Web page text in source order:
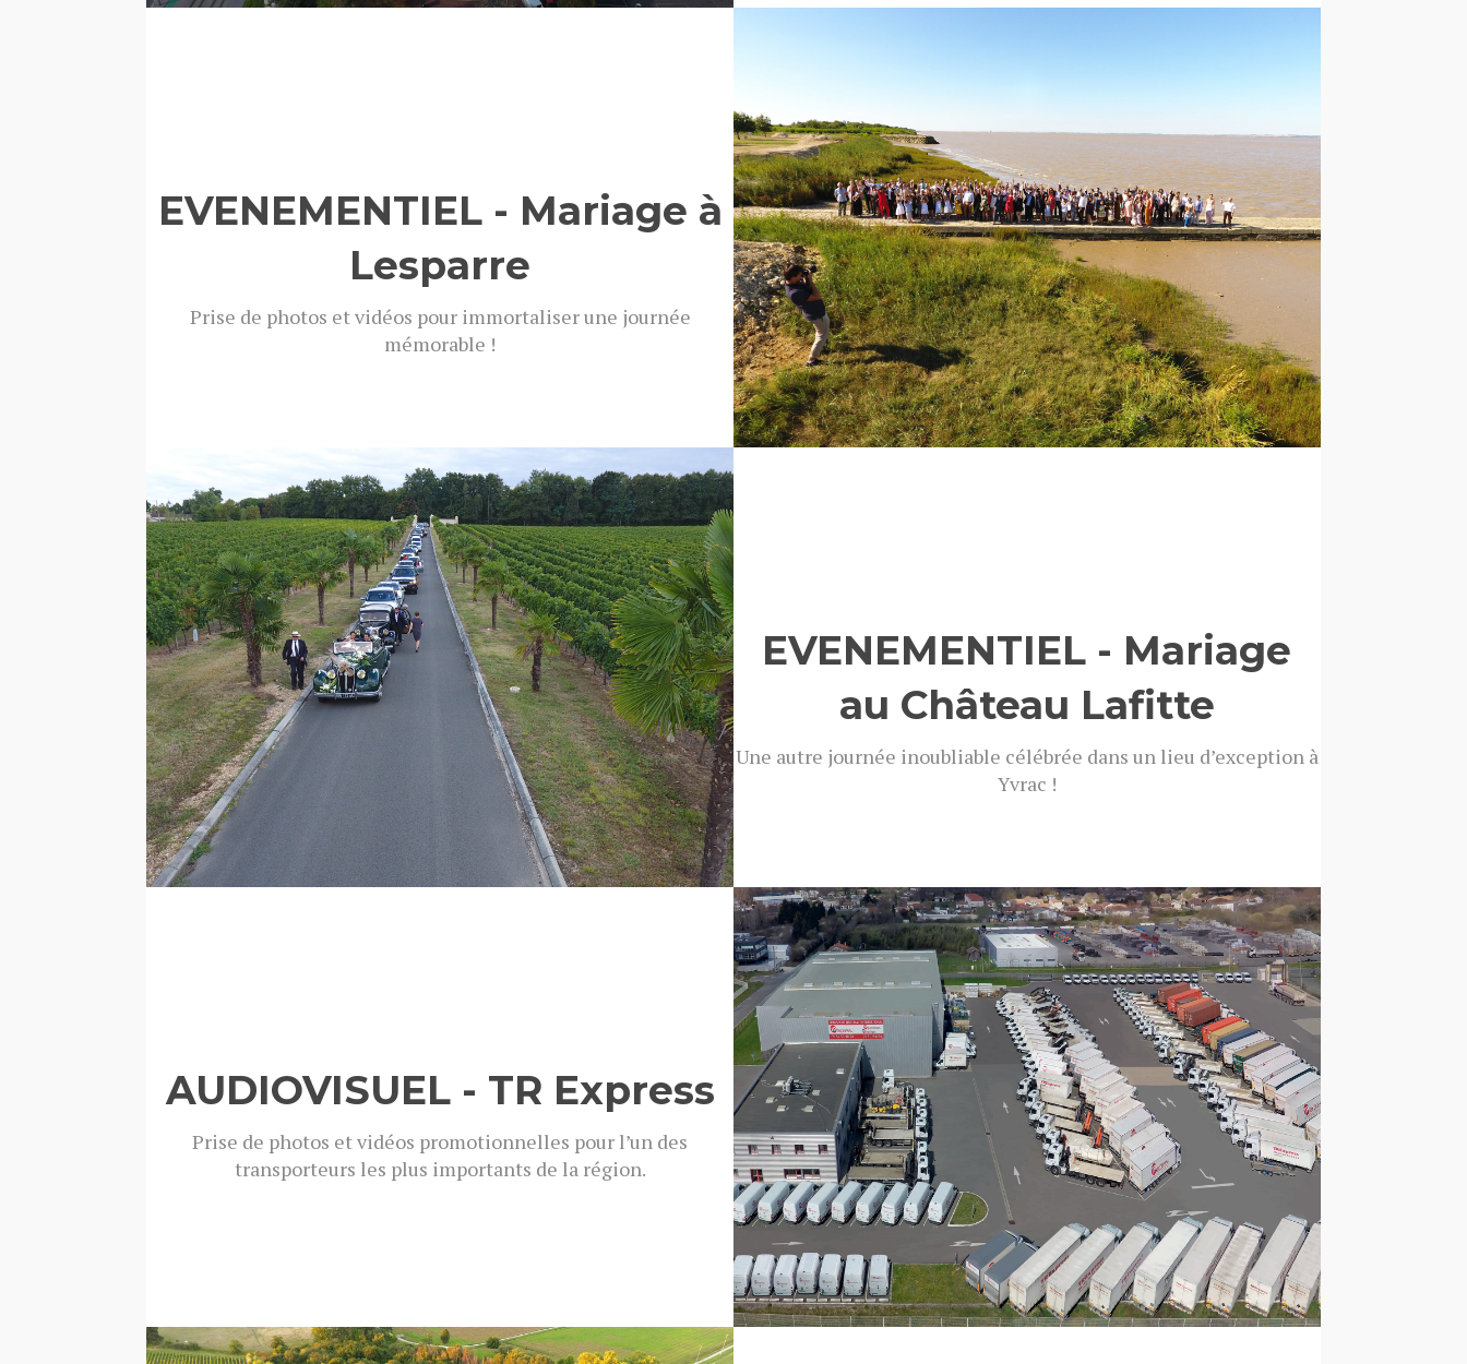
EVENEMENTIEL - Mariage à
Lesparre
Prise de photos et vidéos pour immortaliser une journée
mémorable !
EVENEMENTIEL - Mariage
au Château Lafitte
Une autre journée inoubliable célébrée dans un lieu d’exception à
Yvrac !
AUDIOVISUEL - TR Express
Prise de photos et vidéos promotionnelles pour l’un des
transporteurs les plus importants de la région.